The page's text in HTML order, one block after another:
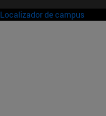
Localizador de campus